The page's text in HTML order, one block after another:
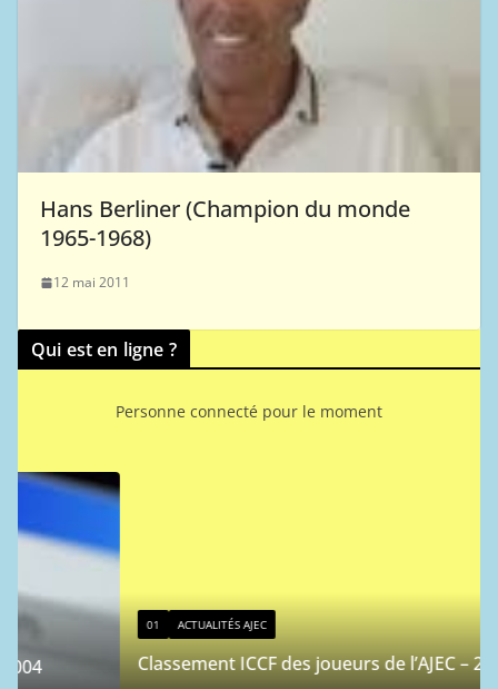
Hans Berliner (Champion du monde
1965-1968)
12 mai 2011
Qui est en ligne ?
Personne connecté pour le moment
ACTUALITÉS AJEC
Classement ICCF des joueurs de l’AJEC – 2026/1